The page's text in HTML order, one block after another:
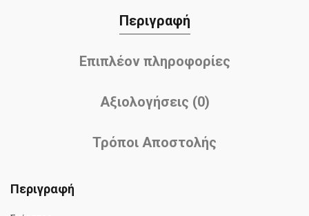
Περιγραφή
Επιπλέον πληροφορίες
Αξιολογήσεις (0)
Τρόποι Αποστολής
Περιγραφή